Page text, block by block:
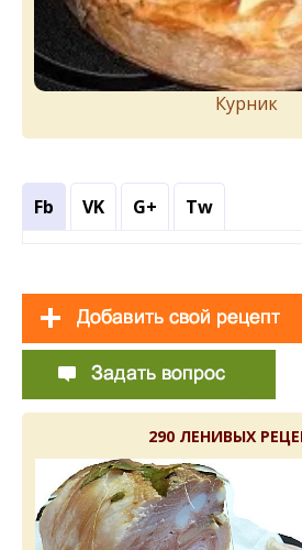
Курник
Fb VK G+ Tw
290 ЛЕНИВЫХ